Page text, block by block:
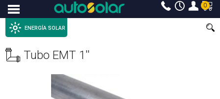
Menu 0
ENERGÍA SOLAR
Tubo EMT 1''